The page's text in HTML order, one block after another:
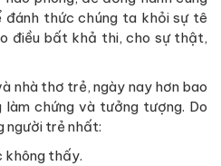
đánh thức chúng ta khỏi sự tê
điều bất khả thi, cho sự thật,
nhà thơ trẻ, ngày nay hơn bao
chứng và tưởng tượng. Do
người trẻ nhất:
không thấy.